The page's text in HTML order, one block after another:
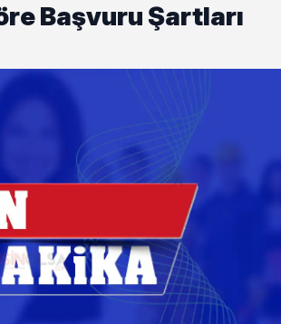
Başvuru Şartları